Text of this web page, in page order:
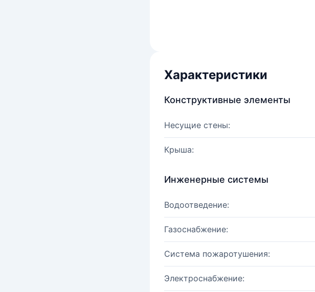
Характеристики
Конструктивные элементы
Несущие стены:
Крыша:
Инженерные системы
Водоотведение:
Газоснабжение:
Система пожаротушения:
Электроснабжение: